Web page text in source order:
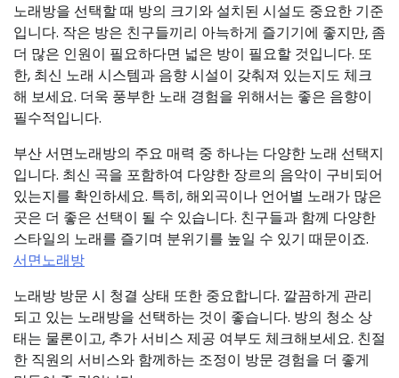
노래방을 선택할 때 방의 크기와 설치된 시설도 중요한 기준
입니다. 작은 방은 친구들끼리 아늑하게 즐기기에 좋지만, 좀
더 많은 인원이 필요하다면 넓은 방이 필요할 것입니다. 또
한, 최신 노래 시스템과 음향 시설이 갖춰져 있는지도 체크
해 보세요. 더욱 풍부한 노래 경험을 위해서는 좋은 음향이
필수적입니다.
부산 서면노래방의 주요 매력 중 하나는 다양한 노래 선택지
입니다. 최신 곡을 포함하여 다양한 장르의 음악이 구비되어
있는지를 확인하세요. 특히, 해외곡이나 언어별 노래가 많은
곳은 더 좋은 선택이 될 수 있습니다. 친구들과 함께 다양한
스타일의 노래를 즐기며 분위기를 높일 수 있기 때문이죠.
서면노래방
노래방 방문 시 청결 상태 또한 중요합니다. 깔끔하게 관리
되고 있는 노래방을 선택하는 것이 좋습니다. 방의 청소 상
태는 물론이고, 추가 서비스 제공 여부도 체크해보세요. 친절
한 직원의 서비스와 함께하는 조정이 방문 경험을 더 좋게